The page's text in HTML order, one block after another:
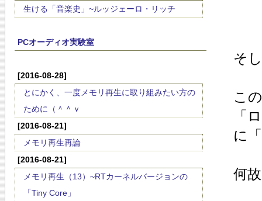
生ける「音楽史」~ルッジェーロ・リッチ
PCオーディオ実験室
[2016-08-28]
とにかく、一度メモリ再生に取り組みたい方の
ために（＾＾ｖ
[2016-08-21]
メモリ再生再論
[2016-08-21]
メモリ再生（13）~RTカーネルバージョンの
「Tiny Core」
そ
こ
「
に
何